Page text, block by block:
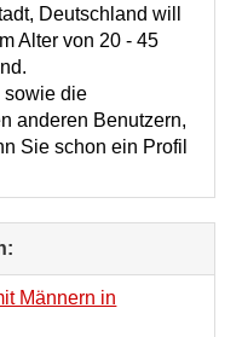
Deutschland will
Alter von 20 - 45
sowie die
anderen Benutzern,
Sie schon ein Profil
to
collapse
Männern in